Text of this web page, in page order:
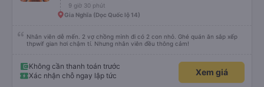
9 giờ 30 phút
Gia Nghĩa (Dọc Quốc lộ 14)
Nhân viên dễ mến. 2 vợ chồng mình đi có 2 con nhỏ. Ghé quán ăn sắp xếp
thpwif gian hơi chậm tí. Nhưng nhân viên đều thông cảm!
Không cần thanh toán trước
Xác nhận chỗ ngay lập tức
Xem giá